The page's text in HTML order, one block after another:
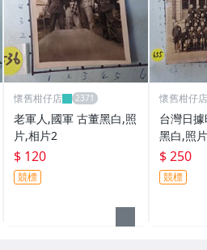
懷舊柑仔店
老軍人,國軍 古董黑白,照
片,相片2
$ 120
競標
懷舊柑仔店
台灣日
黑白,照
$ 250
競標